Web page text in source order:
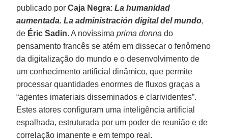
publicado porCaja Negra: La humanidad
aumentada. La administración digital del mundo,
de Éric Sadin. A novíssimaprima donna do
pensamento francês se atém em dissecar o fenômeno
da digitalização do mundo e o desenvolvimento de
um conhecimento artificial dinâmico, que permite
processar quantidades enormes de fluxos graças a
“agentes imateriais disseminados e clarividentes”.
Estes atores configuram uma inteligência artificial
espalhada, estruturada por um poder de reunião e de
correlação imanente e em tempo real.